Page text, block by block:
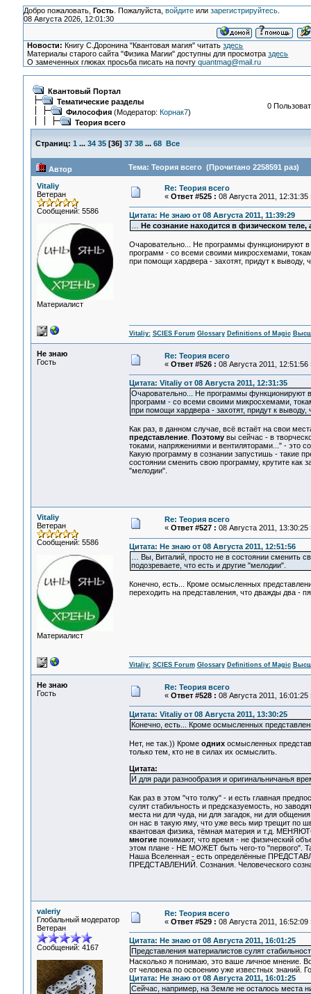
Добро пожаловать, Гость. Пожалуйста, войдитеили зарегистрируйтесь.
08 Августа 2026, 12:01:30
Новости: Книгу С.Доронина "Квантовая магия" читатьздесь
Материалы старого сайта "Физика Магии" доступны для просмотраздесь
О замеченных глюках просьба писать на почтуquantmag@mail.ru
Квантовый Портал
Тематические разделы
Философия(Модератор: Корнак7)
Теория всего
0
Страниц: 1 ... 34 35[36] 37 38 ... 68 Все
Автор Тема: Теория всего (Прочитано 2258591 раз)
Vitaliy
Ветеран
Сообщений: 5586
Материалист
Re: Теория всего
« Ответ #525 : 08 Августа 2011, 12:31:35
Цитата: Не знаю от 08 Августа 2011, 11:39:29
Не сознание находится в физическом
Очаровательно... Не программы функционируют
программ - со всеми своими микросхемами,
при помощи хардвера - захотят, придут к выводу,
Vitaliy: SCIES Forum Glossary Definitions of Magic
Не знаю
Гость
Re: Теория всего
« Ответ #526 : 08 Августа 2011, 12:51:56
Цитата: Vitaliy от 08 Августа 2011, 12:31:35
Очаровательно... Не программы функционируют
программ - со всеми своими микросхемами,
при помощи хардвера - захотят, придут к выводу,
Как раз, в данном случае, всё встаёт на свои
представление. Поэтомувы сейчас - в
токами, напряжениями и вентиляторами..." - это
Какую программу в сознании запустишь - такие
состоянии сменить свою программу, крутите как
"мелодии".
Vitaliy
Ветеран
Сообщений: 5586
Материалист
Re: Теория всего
« Ответ #527 : 08 Августа 2011, 13:30:25
Цитата: Не знаю от 08 Августа 2011, 12:51:56
… Вы, Виталий, просто не в состоянии сменить
подозреваете, что есть и другие "мелодии".
Конечно, есть... Кроме осмысленных
переходить на представления, что дважды два -
Vitaliy: SCIES Forum Glossary Definitions of Magic
Не знаю
Гость
Re: Теория всего
« Ответ #528 : 08 Августа 2011, 16:01:25
Цитата: Vitaliy от 08 Августа 2011, 13:30:25
Конечно, есть... Кроме осмысленных
Нет, не так.)) Кроме однихосмысленных
только тем, кто не в силах их осмыслить.
Цитата:
И для ради разнообразия и оригинальничанья
Как раз в этом "что толку" - и есть главная
сулят стабильность и предсказуемость, но
места ни для чуда, ни для загадок, ни для
он нас в такую яму, что уже весь мир трещит по
квантовая физика, тёмная материя и т.д.
многиепонимают, что время - не физический
этом плане - НЕ МОЖЕТ быть чего-то "первого".
Наша Вселенная - есть определённые
ПРЕДСТАВЛЕНИЙ. Сознания. Человеческого
valeriy
Глобальный модератор
Ветеран
Сообщений: 4167
Re: Теория всего
« Ответ #529 : 08 Августа 2011, 16:52:09
Цитата: Не знаю от 08 Августа 2011, 16:01:25
Представления материалистов сулят
Насколько я понимаю, это ваше личное мнение.
от человека по освоению уже известных знаний.
Цитата: Не знаю от 08 Августа 2011, 16:01:25
Сейчас, например, на Земле не осталось места